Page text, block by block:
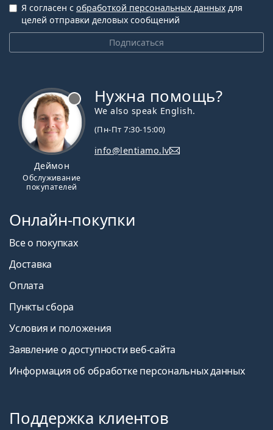
Подписаться
Я согласен с обработкой персональных данных для
целей отправки деловых сообщений
Деймон
Обслуживание
покупателей
Нужна помощь?
We also speak English.
(Пн-Пт 7:30-15:00)
info@lentiamo.lv
Онлайн-покупки
Все о покупках
Доставка
Оплата
Пункты сбора
Условия и положения
Заявление о доступности веб-сайта
Информация об обработке персональных данных
Поддержка клиентов